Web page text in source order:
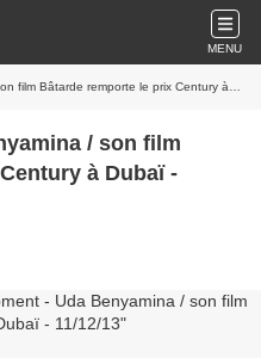
MENU
remporte le prix Century à Dubaï - 11/12/13
/ son film
à Dubaï -